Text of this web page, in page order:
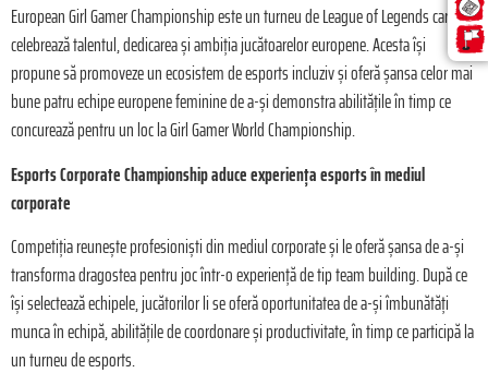
European Girl Gamer Championship este un turneu de League of Legends care
celebrează talentul, dedicarea și ambiția jucătoarelor europene. Acesta își
propune să promoveze un ecosistem de esports incluziv și oferă șansa celor mai
bune patru echipe europene feminine de a-și demonstra abilitățile în timp ce
concurează pentru un loc la Girl Gamer World Championship.
Esports Corporate Championship aduce experiența esports în mediul
corporate
Competiția reunește profesioniști din mediul corporate și le oferă șansa de a-și
transforma dragostea pentru joc într-o experiență de tip team building. După ce
își selectează echipele, jucătorilor li se oferă oportunitatea de a-și îmbunătăți
munca în echipă, abilitățile de coordonare și productivitate, în timp ce participă la
un turneu de esports.